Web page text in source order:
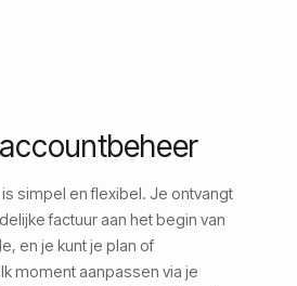
simpel en flexibel. Je ontvangt
factuur aan het begin van
en je kunt je plan of
moment aanpassen via je